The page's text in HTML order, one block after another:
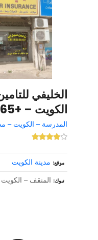
الخليفي
الكويت – +965 9696 4307
المدرسة – الكويت –
موقع مدينة الكويت
تبوك المنقف –